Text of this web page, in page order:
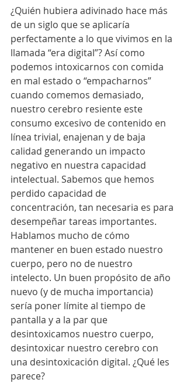
¿Quién hubiera adivinado hace más
de un siglo que se aplicaría
perfectamente a lo que vivimos en la
llamada “era digital”? Así como
podemos intoxicarnos con comida
en mal estado o “empacharnos”
cuando comemos demasiado,
nuestro cerebro resiente este
consumo excesivo de contenido en
línea trivial, enajenan y de baja
calidad generando un impacto
negativo en nuestra capacidad
intelectual. Sabemos que hemos
perdido capacidad de
concentración, tan necesaria es para
desempeñar tareas importantes.
Hablamos mucho de cómo
mantener en buen estado nuestro
cuerpo, pero no de nuestro
intelecto. Un buen propósito de año
nuevo (y de mucha importancia)
sería poner límite al tiempo de
pantalla y a la par que
desintoxicamos nuestro cuerpo,
desintoxicar nuestro cerebro con
una desintoxicación digital. ¿Qué les
parece?